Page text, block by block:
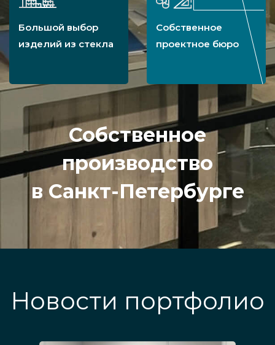
Большой выбор
изделий из стекла
Собственное
проектное бюро
Собственное
производство
в Санкт-Петербурге
Новости портфолио